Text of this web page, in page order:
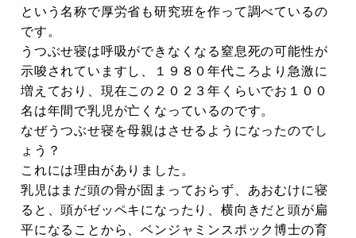
という名称で厚労省も研究班を作って調べているの
です。
うつぶせ寝は呼吸ができなくなる窒息死の可能性が
示唆されていますし、１９８０年代ころより急激に
増えており、現在この２０２３年くらいでお１００
名は年間で乳児が亡くなっているのです。
なぜうつぶせ寝を母親はさせるようになったのでし
ょう？
これには理由がありました。
乳児はまだ頭の骨が固まっておらず、あおむけに寝
ると、頭がゼッペキになったり、横向きだと頭が扁
平になることから、ベンジャミンスポック博士の育